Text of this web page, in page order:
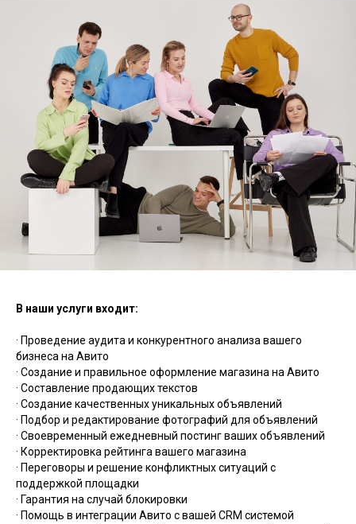
В наши услуги входит:
· Проведение аудита и конкурентного анализа вашего
бизнеса на Авито
· Создание и правильное оформление магазина на Авито
· Составление продающих текстов
· Создание качественных уникальных объявлений
· Подбор и редактирование фотографий для объявлений
· Своевременный ежедневный постинг ваших объявлений
· Корректировка рейтинга вашего магазина
· Переговоры и решение конфликтных ситуаций с
поддержкой площадки
· Гарантия на случай блокировки
· Помощь в интеграции Авито с вашей CRM системой